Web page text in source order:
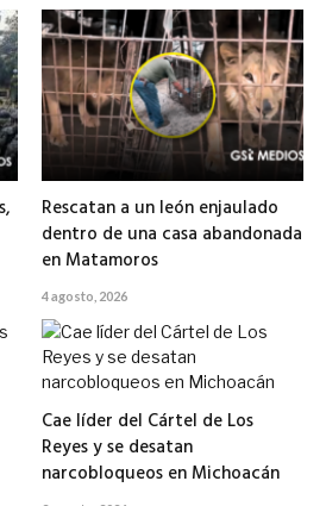
Rescatan a un león enjaulado
dentro de una casa abandonada
en Matamoros
4 agosto, 2026
Cae líder del Cártel de Los
Reyes y se desatan
narcobloqueos en Michoacán